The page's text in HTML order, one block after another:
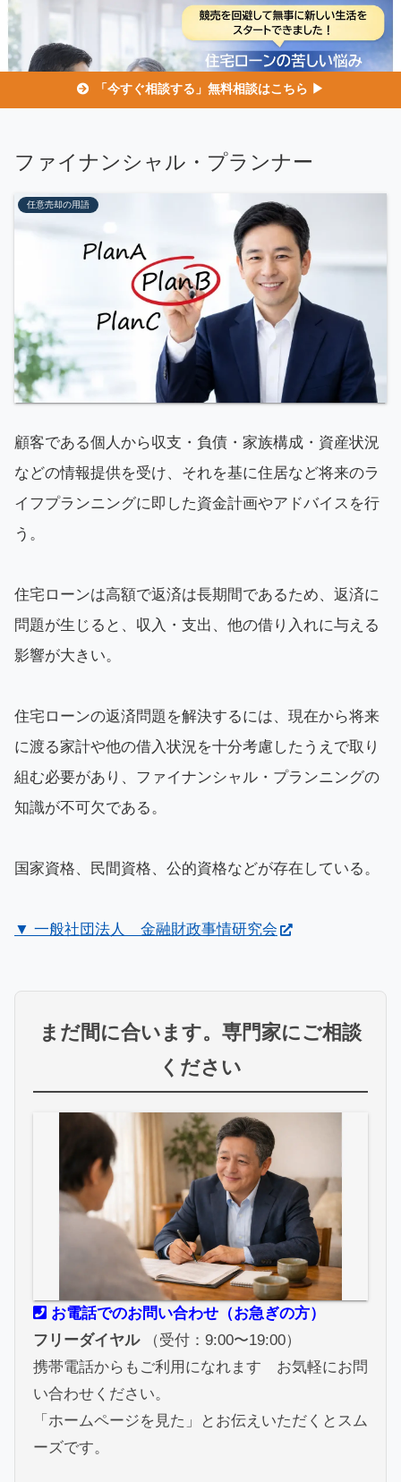
「今すぐ相談する」無料相談はこちら ▶
ファイナンシャル・プランナー
任意売却の用語
顧客である個人から収支・負債・家族構成・資産状況
などの情報提供を受け、それを基に住居など将来のラ
イフプランニングに即した資金計画やアドバイスを行
う。
住宅ローンは高額で返済は長期間であるため、返済に
問題が生じると、収入・支出、他の借り入れに与える
影響が大きい。
住宅ローンの返済問題を解決するには、現在から将来
に渡る家計や他の借入状況を十分考慮したうえで取り
組む必要があり、ファイナンシャル・プランニングの
知識が不可欠である。
国家資格、民間資格、公的資格などが存在している。
▼ 一般社団法人 金融財政事情研究会
まだ間に合います。専門家にご相談
ください
お電話でのお問い合わせ（お急ぎの方）
フリーダイヤル
（受付：9:00〜19:00）
携帯電話からもご利用になれます お気軽にお問
い合わせください。
「ホームページを見た」とお伝えいただくとスム
ーズです。